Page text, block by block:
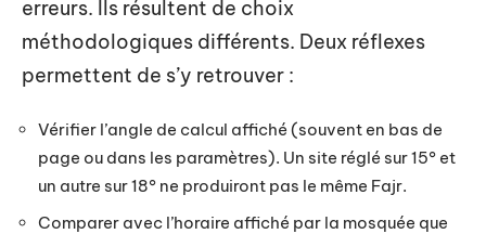
erreurs. Ils résultent de choix
méthodologiques différents. Deux réflexes
permettent de s’y retrouver :
Vérifier l’angle de calcul affiché (souvent en bas de
page ou dans les paramètres). Un site réglé sur 15° et
un autre sur 18° ne produiront pas le même Fajr.
Comparer avec l’horaire affiché par la mosquée que